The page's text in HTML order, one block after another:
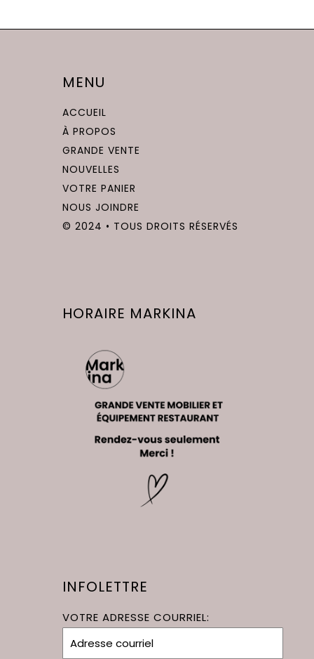
MENU
ACCUEIL
À PROPOS
GRANDE VENTE
NOUVELLES
VOTRE PANIER
NOUS JOINDRE
© 2024 • TOUS DROITS RÉSERVÉS
HORAIRE MARKINA
INFOLETTRE
VOTRE ADRESSE COURRIEL: